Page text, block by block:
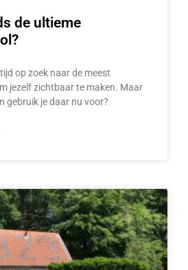
de ultieme
op zoek naar de meest
jezelf zichtbaar te maken. Maar
gebruik je daar nu voor?